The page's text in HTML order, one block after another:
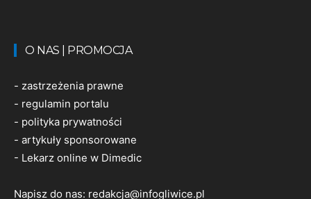
O NAS | PROMOCJA
- zastrzeżenia prawne
- regulamin portalu
- polityka prywatności
- artykuły sponsorowane
- Lekarz online w Dimedic
Napisz do nas: redakcja@infogliwice.pl